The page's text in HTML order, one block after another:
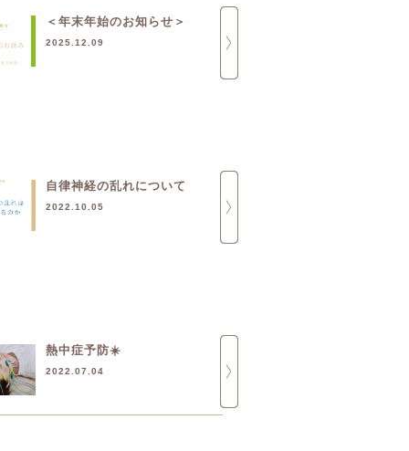
＜年末年始のお知らせ＞
2025.12.09
自律神経の乱れについて
2022.10.05
熱中症予防☀️
2022.07.04